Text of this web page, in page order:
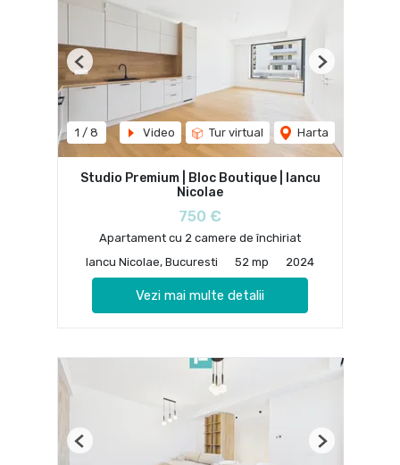
1 / 8 Video Tur virtual Harta
Previous Next
Studio Premium | Bloc Boutique | Iancu
Nicolae
750 €
Apartament cu 2 camere de închiriat
Iancu Nicolae, Bucuresti
52 mp 2024
Vezi mai multe detalii
Previous Next